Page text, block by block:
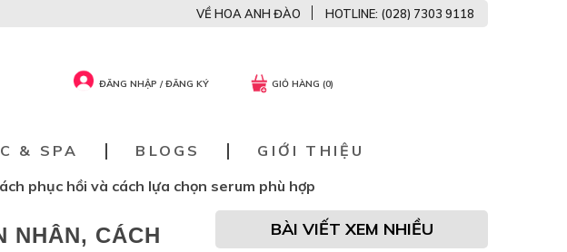
ĐĂNG NHẬP / ĐĂNG KÝ GIỎ HÀNG (0)
VỀ HOA ANH ĐÀO HOTLINE: (028) 7303 9118
& SPA BLOGS
GIỚI THIỆU
phục hồi và cách lựa chọn serum phù hợp
NHÂN, CÁCH
BÀI VIẾT XEM NHIỀU